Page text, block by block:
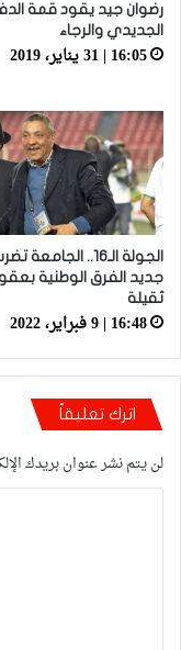
رضوان جيد يقود قمة
الجديدي والرجاء
16:05 | 31 يناير، 2019
الجولة الـ16..
جديد الفرق الوطنية
ثقيلة
16:48 | 9 فبراير، 2022
اترك تعليقاً
لن يتم نشر عنوان بريدك